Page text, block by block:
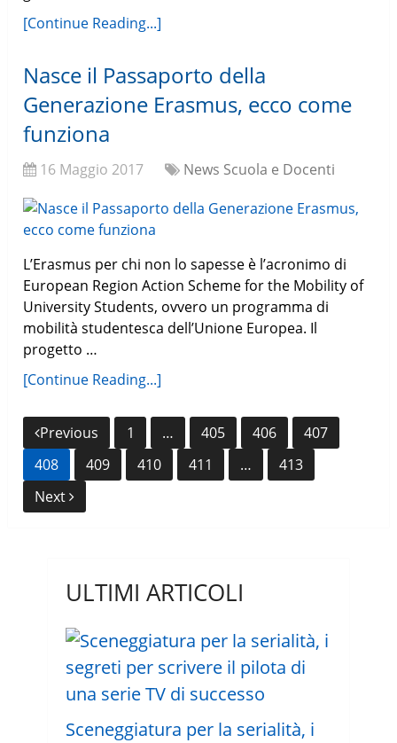
[Continue Reading...]
Nasce il Passaporto della
Generazione Erasmus, ecco come
funziona
16 Maggio 2017 News Scuola e Docenti
L’Erasmus per chi non lo sapesse è l’acronimo di
European Region Action Scheme for the Mobility of
University Students, ovvero un programma di
mobilità studentesca dell’Unione Europea. Il
progetto …
[Continue Reading...]
Navigazione
articoli
Previous 1 … 405 406
407
408
409 410 411 …
413
Next
ULTIMI ARTICOLI
Sceneggiatura per la serialità, i